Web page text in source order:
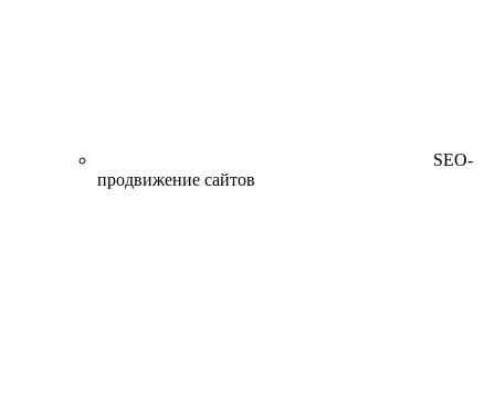
SEO-
продвижение сайтов